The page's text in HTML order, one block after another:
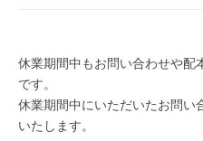
休業期間中もお問い合わせや配
です。
休業期間中にいただいたお問い
いたします。